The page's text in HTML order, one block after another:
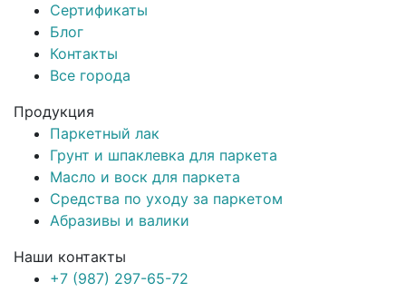
Сертификаты
Блог
Контакты
Все города
Продукция
Паркетный лак
Грунт и шпаклевка для паркета
Масло и воск для паркета
Средства по уходу за паркетом
Абразивы и валики
Наши контакты
+7 (987) 297-65-72